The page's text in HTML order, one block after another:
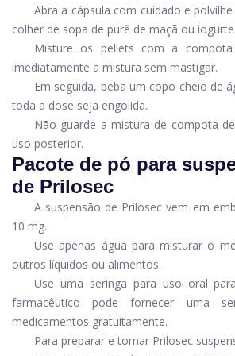
Abra a cápsula com cuidado e
colher de sopa de purê de maçã ou iogurte.
Misture os pellets com a
imediatamente a mistura sem mastigar.
Em seguida, beba um copo cheio de
toda a dose seja engolida.
Não guarde a mistura de compota
uso posterior.
Pacote de pó para
de Prilosec
A suspensão de Prilosec vem em
10 mg.
Use apenas água para misturar o
outros líquidos ou alimentos.
Use uma seringa para uso oral
farmacêutico pode fornecer uma
medicamentos gratuitamente.
Para preparar e tomar Prilosec